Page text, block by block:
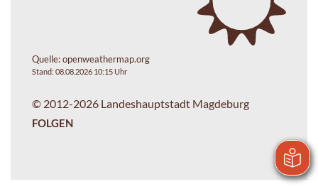
Quelle:openweathermap.org
Stand: 08.08.2026 10:15 Uhr
© 2012-2026 Landeshauptstadt Magdeburg
FOLGEN